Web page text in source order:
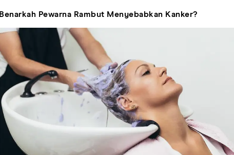
Benarkah Pewarna Rambut Menyebabkan Kanker?